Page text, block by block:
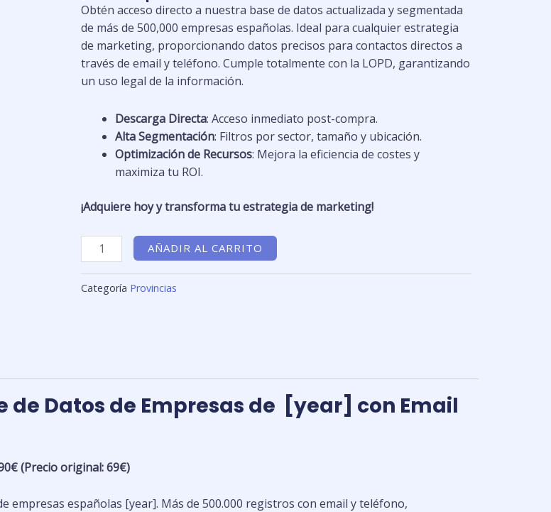
69,00 €.29,90 €.
Obtén acceso directo a nuestra base de datos actualizada y segmentada
de más de 500,000 empresas españolas. Ideal para cualquier estrategia
de marketing, proporcionando datos precisos para contactos directos a
través de email y teléfono. Cumple totalmente con la LOPD, garantizando
un uso legal de la información.
Descarga Directa: Acceso inmediato post-compra.
Alta Segmentación: Filtros por sector, tamaño y ubicación.
Optimización de Recursos: Mejora la eficiencia de costes y
maximiza tu ROI.
¡Adquiere hoy y transforma tu estrategia de marketing!
Base
de
Datos
de
Andalucía-
AÑADIR AL CARRITO
Categoría Provincias
de Datos de Empresas de [year] con Email
(Precio original: 69€)
empresas españolas [year]. Más de 500.000 registros con email y teléfono,